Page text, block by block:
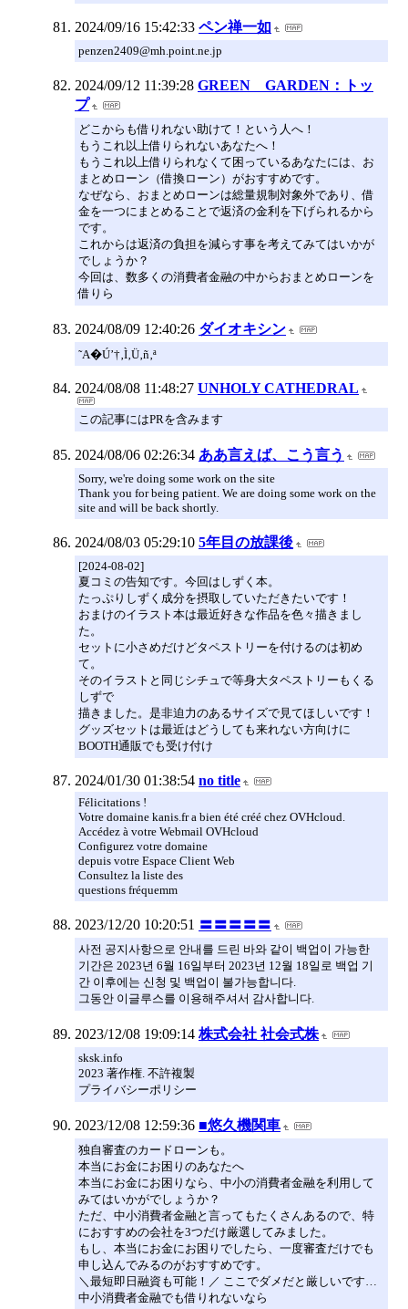
2024/09/16 15:42:33 ペン禅一如
penzen2409@mh.point.ne.jp
2024/09/12 11:39:28 GREEN GARDEN：トッ
プ
どこからも借りれない助けて！という人へ！
もうこれ以上借りられないあなたへ！
もうこれ以上借りられなくて困っているあなたには、お
まとめローン（借換ローン）がおすすめです。
なぜなら、おまとめローンは総量規制対象外であり、借
金を一つにまとめることで返済の金利を下げられるから
です。
これからは返済の負担を減らす事を考えてみてはいかが
でしょうか？
今回は、数多くの消費者金融の中からおまとめローンを
借りら
2024/08/09 12:40:26 ダイオキシン
˜A�Ú’†‚Ì‚Ü‚ñ‚ª
2024/08/08 11:48:27 UNHOLY CATHEDRAL
この記事にはPRを含みます
2024/08/06 02:26:34 ああ言えば、こう言う
Sorry, we're doing some work on the site
Thank you for being patient. We are doing some work on the
site and will be back shortly.
2024/08/03 05:29:10 5年目の放課後
[2024-08-02]
夏コミの告知です。今回はしずく本。
たっぷりしずく成分を摂取していただきたいです！
おまけのイラスト本は最近好きな作品を色々描きまし
た。
セットに小さめだけどタペストリーを付けるのは初め
て。
そのイラストと同じシチュで等身大タペストリーもくる
しずで
描きました。是非迫力のあるサイズで見てほしいです！
グッズセットは最近はどうしても来れない方向けに
BOOTH通販でも受け付け
2024/01/30 01:38:54 no title
Félicitations !
Votre domaine kanis.fr a bien été créé chez OVHcloud.
Accédez à votre Webmail OVHcloud
Configurez votre domaine
depuis votre Espace Client Web
Consultez la liste des
questions fréquemm
2023/12/20 10:20:51 〓〓〓〓〓
사전 공지사항으로 안내를 드린 바와 같이 백업이 가능한
기간은 2023년 6월 16일부터 2023년 12월 18일로 백업 기
간 이후에는 신청 및 백업이 불가능합니다.
그동안 이글루스를 이용해주셔서 감사합니다.
2023/12/08 19:09:14 株式会社 社会式株
sksk.info
2023 著作権. 不許複製
プライバシーポリシー
2023/12/08 12:59:36 ■悠久機関車
独自審査のカードローンも。
本当にお金にお困りのあなたへ
本当にお金にお困りなら、中小の消費者金融を利用して
みてはいかがでしょうか？
ただ、中小消費者金融と言ってもたくさんあるので、特
におすすめの会社を3つだけ厳選してみました。
もし、本当にお金にお困りでしたら、一度審査だけでも
申し込んでみるのがおすすめです。
＼最短即日融資も可能！／ ここでダメだと厳しいです…
中小消費者金融でも借りれないなら